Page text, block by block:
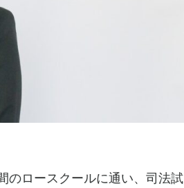
のロースクールに通い、司法試